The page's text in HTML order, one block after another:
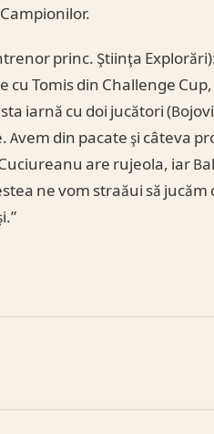
princ. Ştiinţa
cu Tomis din Challenge
iarnă cu doi jucători
Avem din pacate şi câteva
are rujeola, iar
ne vom straăui să